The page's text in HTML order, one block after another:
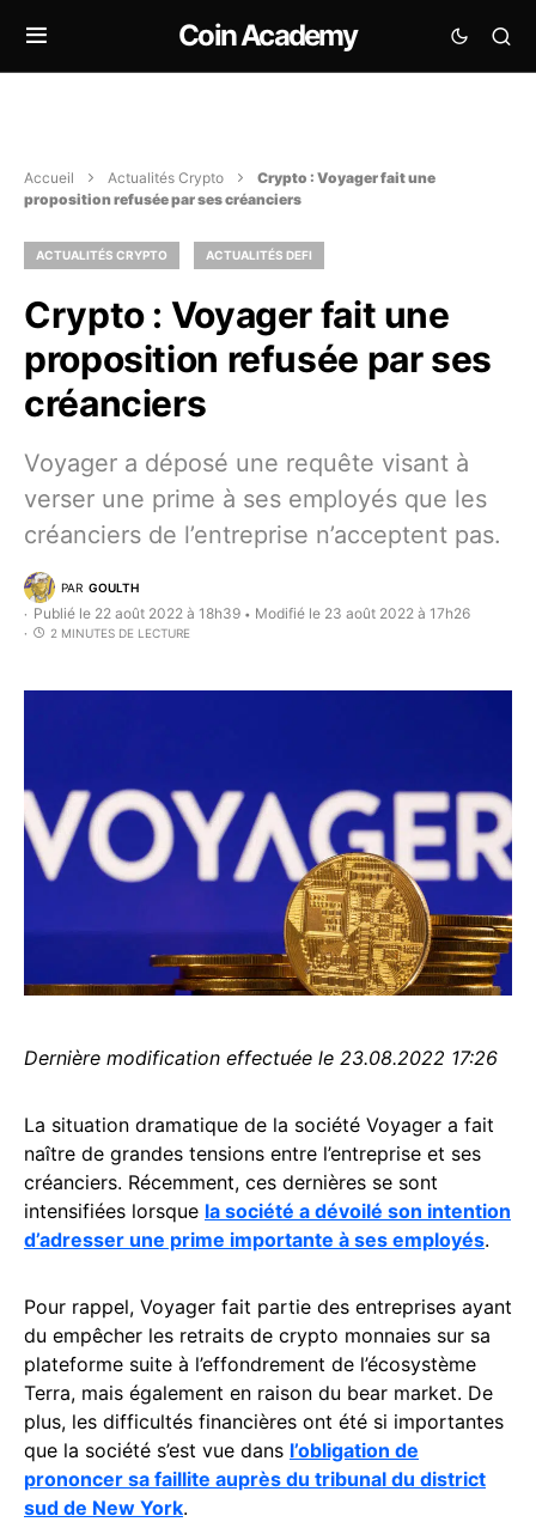
Coin Academy
Accueil Actualités Crypto
Crypto : Voyager fait une
proposition refusée par ses créanciers
ACTUALITÉS CRYPTO ACTUALITÉS DEFI
Crypto : Voyager fait une
proposition refusée par ses
créanciers
Voyager a déposé une requête visant à
verser une prime à ses employés que les
créanciers de l’entreprise n’acceptent pas.
PAR GOULTH
Publié le 22 août 2022 à 18h39 • Modifié le 23 août 2022 à 17h26
2 MINUTES DE LECTURE
Dernière modification effectuée le 23.08.2022 17:26
La situation dramatique de la société Voyager a fait
naître de grandes tensions entre l’entreprise et ses
créanciers. Récemment, ces dernières se sont
intensifiées lorsque la société a dévoilé son intention
d’adresser une prime importante à ses employés.
Pour rappel, Voyager fait partie des entreprises ayant
du empêcher les retraits de crypto monnaies sur sa
plateforme suite à l’effondrement de l’écosystème
Terra, mais également en raison du bear market. De
plus, les difficultés financières ont été si importantes
que la société s’est vue dans l’obligation de
prononcer sa faillite auprès du tribunal du district
sud de New York.